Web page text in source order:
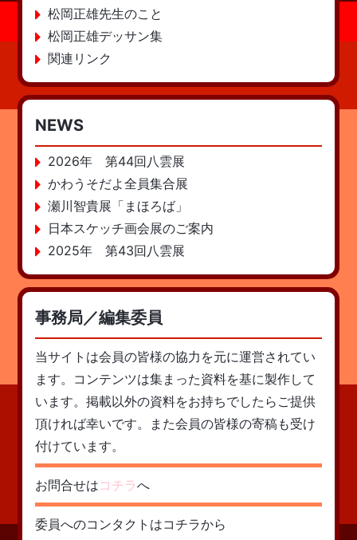
松岡正雄先生のこと
松岡正雄デッサン集
関連リンク
NEWS
2026年 第44回八雲展
かわうそだよ全員集合展
瀬川智貴展「まほろば」
日本スケッチ画会展のご案内
2025年 第43回八雲展
事務局／編集委員
当サイトは会員の皆様の協力を元に運営されてい
ます。コンテンツは集まった資料を基に製作して
います。掲載以外の資料をお持ちでしたらご提供
頂ければ幸いです。また会員の皆様の寄稿も受け
付けています。
お問合せはコチラへ
委員へのコンタクトはコチラから